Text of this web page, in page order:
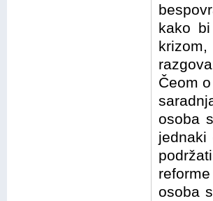
kako
Čeom
osoba
jednaki
osoba